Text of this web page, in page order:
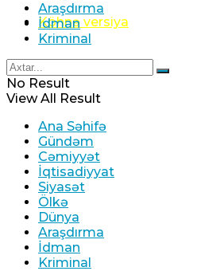
Köhnə versiya
Araşdırma
İdman
Kriminal
No Result
View All Result
Ana Səhifə
Gündəm
Cəmiyyət
İqtisadiyyat
Siyasət
Ölkə
Dünya
Araşdırma
İdman
Kriminal